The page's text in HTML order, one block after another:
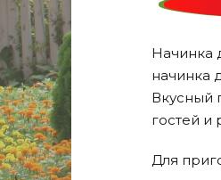
Начинка
начинка
Вкусный
гостей и
Для